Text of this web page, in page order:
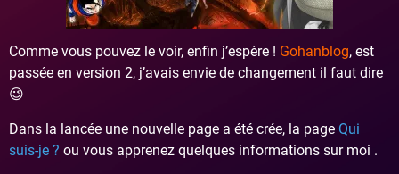
Comme vous pouvez le voir, enfin j’espère ! Gohanblog, est
passée en version 2, j’avais envie de changement il faut dire
😉
Dans la lancée une nouvelle page a été crée, la page Qui
suis-je ? ou vous apprenez quelques informations sur moi .